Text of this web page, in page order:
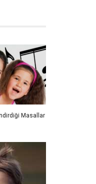
Masallar